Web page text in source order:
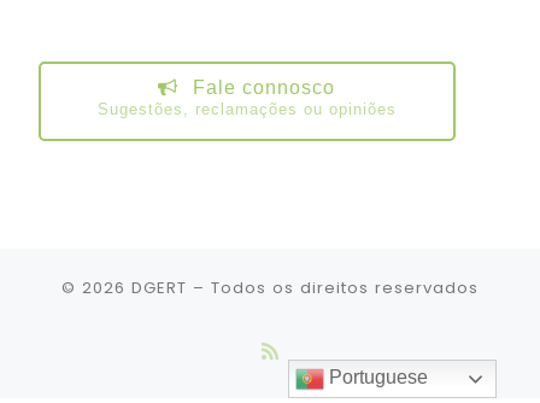
Fale connosco
Sugestões, reclamações ou opiniões
© 2026 DGERT – Todos os direitos reservados
Portuguese